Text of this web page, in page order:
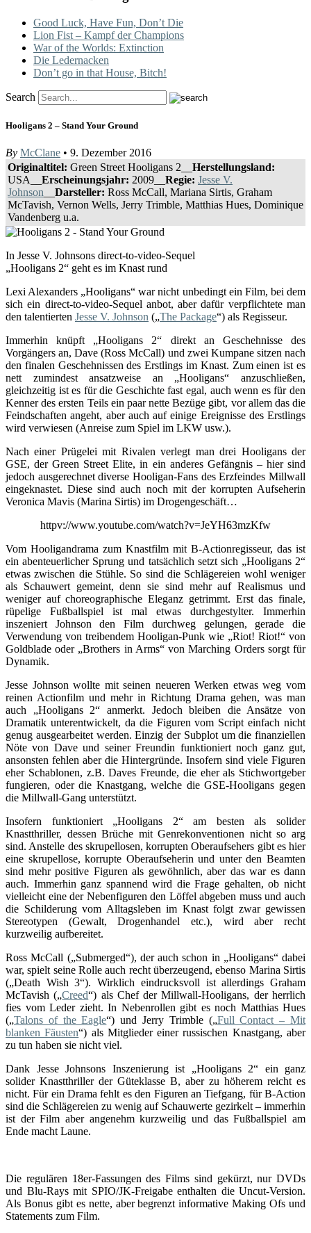
Good Luck, Have Fun, Don’t Die
Lion Fist – Kampf der Champions
War of the Worlds: Extinction
Die Ledernacken
Don’t go in that House, Bitch!
Search
Hooligans 2 – Stand Your Ground
By McClane • 9. Dezember 2016
Originaltitel: Green Street Hooligans 2__ Herstellungsland:
USA__ Erscheinungsjahr: 2009__ Regie: Jesse V.
Johnson
Darsteller: Ross McCall, Mariana Sirtis, Graham
McTavish, Vernon Wells, Jerry Trimble, Matthias Hues, Dominique
Vandenberg u.a.
In Jesse V. Johnsons direct-to-video-Sequel
„Hooligans 2“ geht es im Knast rund
Lexi Alexanders „Hooligans“ war nicht unbedingt ein Film, bei dem
sich ein direct-to-video-Sequel anbot, aber dafür verpflichtete man
den talentierten Jesse V. Johnson („The Package“) als Regisseur.
Immerhin knüpft „Hooligans 2“ direkt an Geschehnisse des
Vorgängers an, Dave (Ross McCall) und zwei Kumpane sitzen nach
den finalen Geschehnissen des Erstlings im Knast. Zum einen ist es
nett zumindest ansatzweise an „Hooligans“ anzuschließen,
gleichzeitig ist es für die Geschichte fast egal, auch wenn es für den
Kenner des ersten Teils ein paar nette Bezüge gibt, vor allem das die
Feindschaften angeht, aber auch auf einige Ereignisse des Erstlings
wird verwiesen (Anreise zum Spiel im LKW usw.).
Nach einer Prügelei mit Rivalen verlegt man drei Hooligans der
GSE, der Green Street Elite, in ein anderes Gefängnis – hier sind
jedoch ausgerechnet diverse Hooligan-Fans des Erzfeindes Millwall
eingeknastet. Diese sind auch noch mit der korrupten Aufseherin
Veronica Mavis (Marina Sirtis) im Drogengeschäft…
httpv://www.youtube.com/watch?v=JeYH63mzKfw
Vom Hooligandrama zum Knastfilm mit B-Actionregisseur, das ist
ein abenteuerlicher Sprung und tatsächlich setzt sich „Hooligans 2“
etwas zwischen die Stühle. So sind die Schlägereien wohl weniger
als Schauwert gemeint, denn sie sind mehr auf Realismus und
weniger auf choreographische Eleganz getrimmt. Erst das finale,
rüpelige Fußballspiel ist mal etwas durchgestylter. Immerhin
inszeniert Johnson den Film durchweg gelungen, gerade die
Verwendung von treibendem Hooligan-Punk wie „Riot! Riot!“ von
Goldblade oder „Brothers in Arms“ von Marching Orders sorgt für
Dynamik.
Jesse Johnson wollte mit seinen neueren Werken etwas weg vom
reinen Actionfilm und mehr in Richtung Drama gehen, was man
auch „Hooligans 2“ anmerkt. Jedoch bleiben die Ansätze von
Dramatik unterentwickelt, da die Figuren vom Script einfach nicht
genug ausgearbeitet werden. Einzig der Subplot um die finanziellen
Nöte von Dave und seiner Freundin funktioniert noch ganz gut,
ansonsten fehlen aber die Hintergründe. Insofern sind viele Figuren
eher Schablonen, z.B. Daves Freunde, die eher als Stichwortgeber
fungieren, oder die Knastgang, welche die GSE-Hooligans gegen
die Millwall-Gang unterstützt.
Insofern funktioniert „Hooligans 2“ am besten als solider
Knastthriller, dessen Brüche mit Genrekonventionen nicht so arg
sind. Anstelle des skrupellosen, korrupten Oberaufsehers gibt es hier
eine skrupellose, korrupte Oberaufseherin und unter den Beamten
sind mehr positive Figuren als gewöhnlich, aber das war es dann
auch. Immerhin ganz spannend wird die Frage gehalten, ob nicht
vielleicht eine der Nebenfiguren den Löffel abgeben muss und auch
die Schilderung vom Alltagsleben im Knast folgt zwar gewissen
Stereotypen (Gewalt, Drogenhandel etc.), wird aber recht
kurzweilig aufbereitet.
Ross McCall („Submerged“), der auch schon in „Hooligans“ dabei
war, spielt seine Rolle auch recht überzeugend, ebenso Marina Sirtis
(„Death Wish 3“). Wirklich eindrucksvoll ist allerdings Graham
McTavish („Creed“) als Chef der Millwall-Hooligans, der herrlich
fies vom Leder zieht. In Nebenrollen gibt es noch Matthias Hues
(„Talons of the Eagle“) und Jerry Trimble („Full Contact – Mit
blanken Fäusten“) als Mitglieder einer russischen Knastgang, aber
zu tun haben sie nicht viel.
Dank Jesse Johnsons Inszenierung ist „Hooligans 2“ ein ganz
solider Knastthriller der Güteklasse B, aber zu höherem reicht es
nicht. Für ein Drama fehlt es den Figuren an Tiefgang, für B-Action
sind die Schlägereien zu wenig auf Schauwerte gezirkelt – immerhin
ist der Film aber angenehm kurzweilig und das Fußballspiel am
Ende macht Laune.
Die regulären 18er-Fassungen des Films sind gekürzt, nur DVDs
und Blu-Rays mit SPIO/JK-Freigabe enthalten die Uncut-Version.
Als Bonus gibt es nette, aber begrenzt informative Making Ofs und
Statements zum Film.